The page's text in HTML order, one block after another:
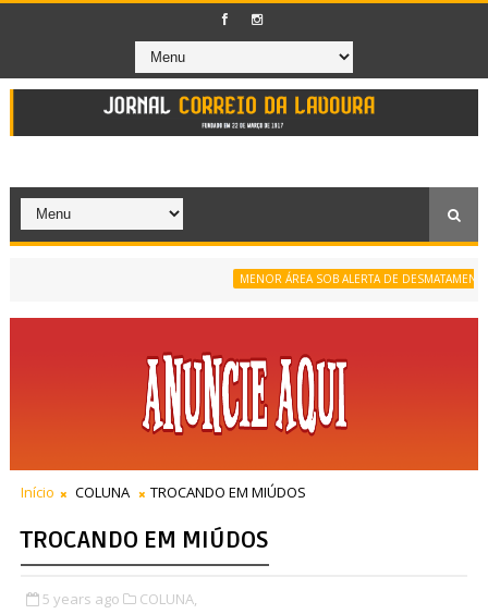
MENOR ÁREA SOB ALERTA DE DESMATAMENTO DA
Início COLUNA TROCANDO EM MIÚDOS
TROCANDO EM MIÚDOS
5 years ago COLUNA,